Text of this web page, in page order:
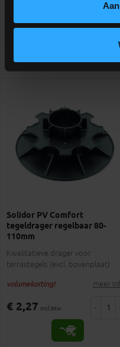
€ 1,68 -
Vergelijken
Solidor PV Comfort
tegeldrager regelbaar 80-
110mm
Kwalitatieve drager voor
terrastegels (excl. bovenplaat)
volumekorting! meer
€ 2,27 incl.btw -